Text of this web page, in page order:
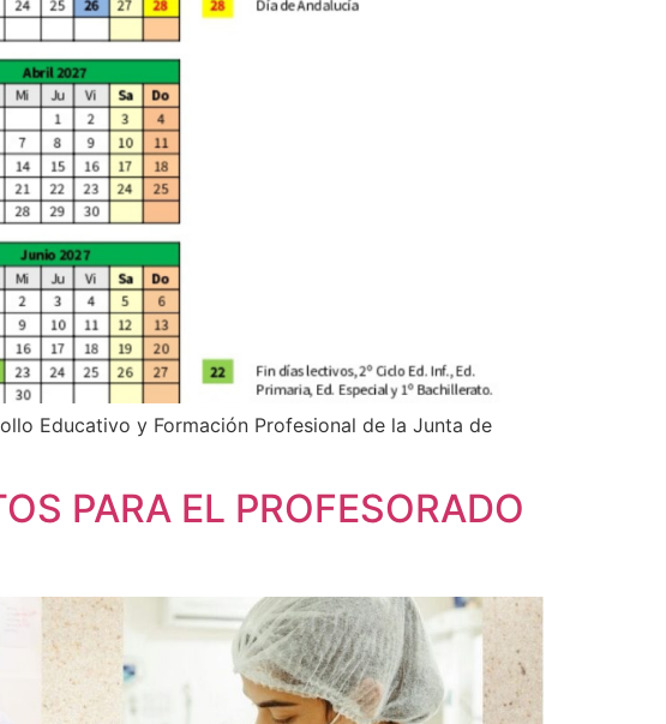
Educativo y Formación Profesional de la Junta de
PARA EL PROFESORADO